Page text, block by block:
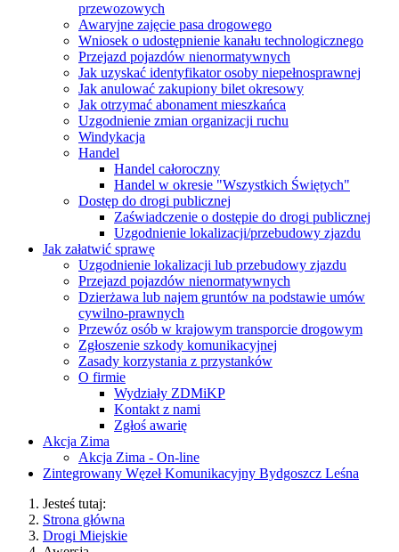
przewozowych
Awaryjne zajęcie pasa drogowego
Wniosek o udostępnienie kanału technologicznego
Przejazd pojazdów nienormatywnych
Jak uzyskać identyfikator osoby niepełnosprawnej
Jak anulować zakupiony bilet okresowy
Jak otrzymać abonament mieszkańca
Uzgodnienie zmian organizacji ruchu
Windykacja
Handel
Handel całoroczny
Handel w okresie "Wszystkich Świętych"
Dostęp do drogi publicznej
Zaświadczenie o dostępie do drogi publicznej
Uzgodnienie lokalizacji/przebudowy zjazdu
Jak załatwić sprawę
Uzgodnienie lokalizacji lub przebudowy zjazdu
Przejazd pojazdów nienormatywnych
Dzierżawa lub najem gruntów na podstawie umów
cywilno-prawnych
Przewóz osób w krajowym transporcie drogowym
Zgłoszenie szkody komunikacyjnej
Zasady korzystania z przystanków
O firmie
Wydziały ZDMiKP
Kontakt z nami
Zgłoś awarię
Akcja Zima
Akcja Zima - On-line
Zintegrowany Węzeł Komunikacyjny Bydgoszcz Leśna
Jesteś tutaj:
Strona główna
Drogi Miejskie